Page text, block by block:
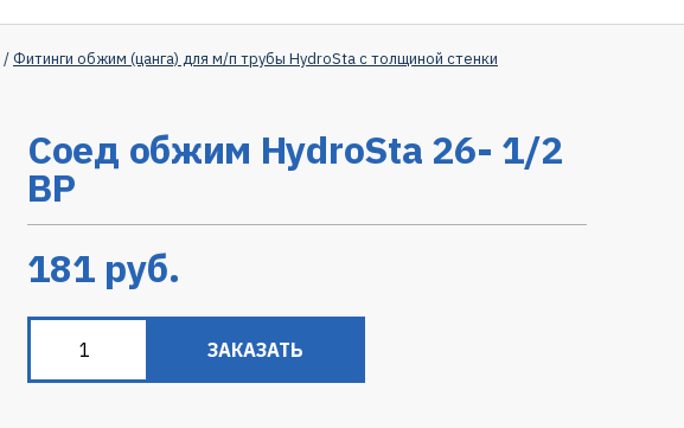
/ Фитинги обжим (цанга) для м/п трубы HydroSta с толщиной стенки
Соед обжим HydroSta 26- 1/2
ВР
181 руб.
ЗАКАЗАТЬ